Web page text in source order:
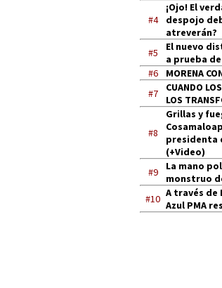
#4
¡Ojo! El
despojo
atreverán?
#5
El nuevo
a prueba
#6
MORENA
#7
CUANDO
LOS
#8
Grillas y
presidenta
(+Video)
#9
La mano
monstruo
#10 A través de
Azul PMA